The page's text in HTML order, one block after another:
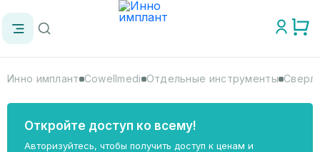
Инно имплант Cowellmedi Отдельные инструменты
Откройте доступ ко всему!
Авторизуйтесь, чтобы получить доступ к ценам и